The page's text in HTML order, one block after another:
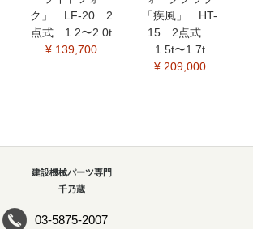
ク」 LF-20 2
点式 1.2〜2.0t
¥ 139,700
「疾風」 HT-
15 2点式
1.5t〜1.7t
¥ 209,000
建設機械パーツ専門
千乃蔵
03-5875-2007